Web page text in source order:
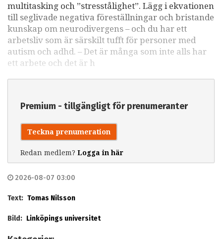
multitasking och ”stresstålighet”. Lägg i ekvationen
till seglivade negativa föreställningar och bristande
kunskap om neurodivergens – och du har ett
arbetsliv som är särskilt tufft för personer med
autism och adhd. – Det är många som inte alls har
ett arbete och det är h
Premium - tillgängligt för prenumeranter
Teckna prenumeration
Redan medlem? Logga in här
2026-08-07 03:00
Text: Tomas Nilsson
Bild: Linköpings universitet